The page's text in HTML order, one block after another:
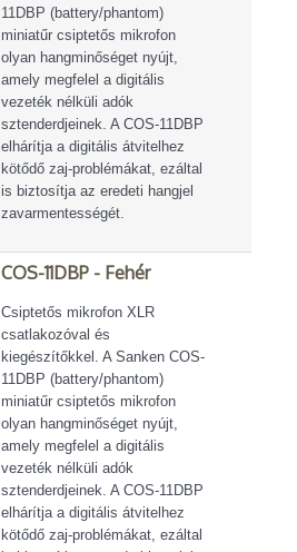
11DBP (battery/phantom)
miniatűr csiptetős mikrofon
olyan hangminőséget nyújt,
amely megfelel a digitális
vezeték nélküli adók
sztenderdjeinek. A COS-11DBP
elhárítja a digitális átvitelhez
kötődő zaj-problémákat, ezáltal
is biztosítja az eredeti hangjel
zavarmentességét.
COS-11DBP - Fehér
Csiptetős mikrofon XLR
csatlakozóval és
kiegészítőkkel. A Sanken COS-
11DBP (battery/phantom)
miniatűr csiptetős mikrofon
olyan hangminőséget nyújt,
amely megfelel a digitális
vezeték nélküli adók
sztenderdjeinek. A COS-11DBP
elhárítja a digitális átvitelhez
kötődő zaj-problémákat, ezáltal